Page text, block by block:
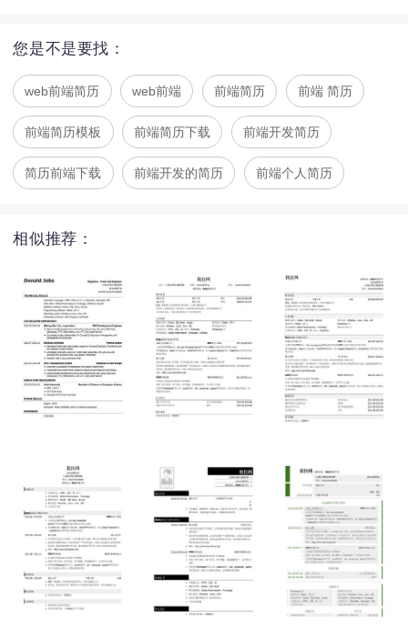
您是不是要找：
web前端简历 web前端 前端简历 前端 简历
前端简历模板 前端简历下载 前端开发简历
简历前端下载 前端开发的简历 前端个人简历
相似推荐：